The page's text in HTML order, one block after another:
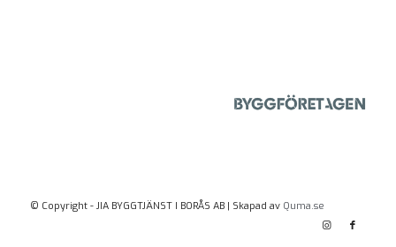
© Copyright - JIA BYGGTJÄNST I BORÅS AB | Skapad av Quma.se